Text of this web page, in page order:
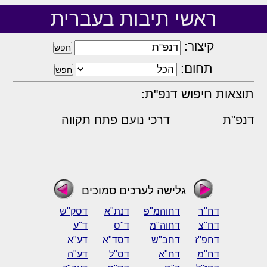
ראשי תיבות בעברית
קיצור:
תחום:
תוצאות חיפוש דנפ"ת:
דנפ"ת דרכי נועם פתח תקווה
גלישה לערכים סמוכים
דח"ר דחוהמ"פ דנת"א
דסק"ש
דח"צ
דחוה"מ ד"ס
ד"ע
דחפ"ז
דחב"ש דסד"א
דע"א
דח"מ
דח"א דס"ל
דע"ה